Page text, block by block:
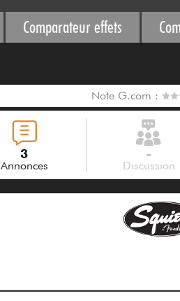
Comparateur effets
Note G.com :
3
Annonces
-
Discussion